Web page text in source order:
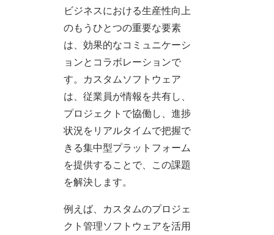
ビジネスにおける生産性向上
のもうひとつの重要な要素
は、効果的なコミュニケーシ
ョンとコラボレーションで
す。カスタムソフトウェア
は、従業員が情報を共有し、
プロジェクトで協働し、進捗
状況をリアルタイムで把握で
きる集中型プラットフォーム
を提供することで、この課題
を解決します。
例えば、カスタムのプロジェ
クト管理ソフトウェアを活用